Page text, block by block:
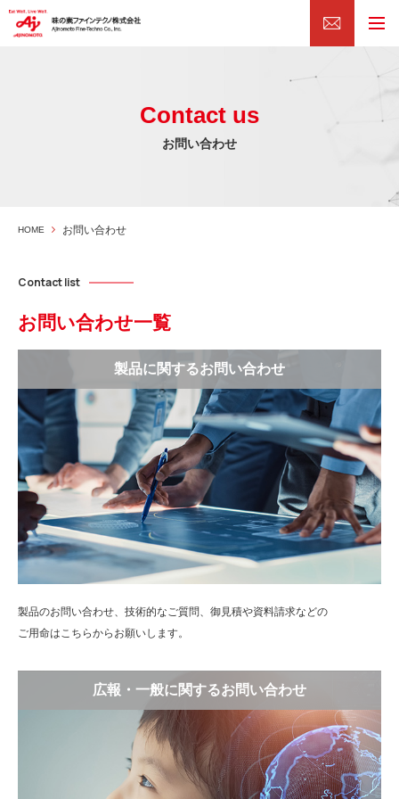
Contact us
お問い合わせ
HOME お問い合わせ
Contact list
お問い合わせ一覧
製品に関するお問い合わせ
製品のお問い合わせ、技術的なご質問、御見積や資料請求などの
ご用命はこちらからお願いします。
広報・一般に関するお問い合わせ